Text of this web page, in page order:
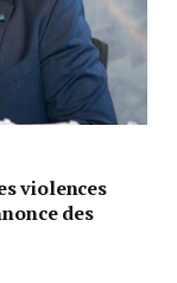
violences
des